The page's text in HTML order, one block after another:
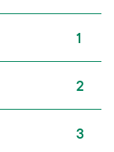
1
2
3